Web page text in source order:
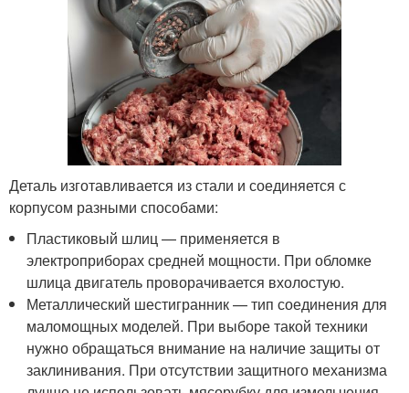
Деталь изготавливается из стали и соединяется с
корпусом разными способами:
Пластиковый шлиц — применяется в
электроприборах средней мощности. При обломке
шлица двигатель проворачивается вхолостую.
Металлический шестигранник — тип соединения для
маломощных моделей. При выборе такой техники
нужно обращаться внимание на наличие защиты от
заклинивания. При отсутствии защитного механизма